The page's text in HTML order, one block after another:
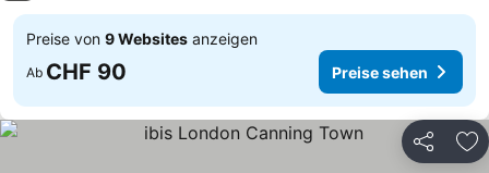
Preise von 9 Websites anzeigen
Ab CHF 90 Preise sehen
Teilen